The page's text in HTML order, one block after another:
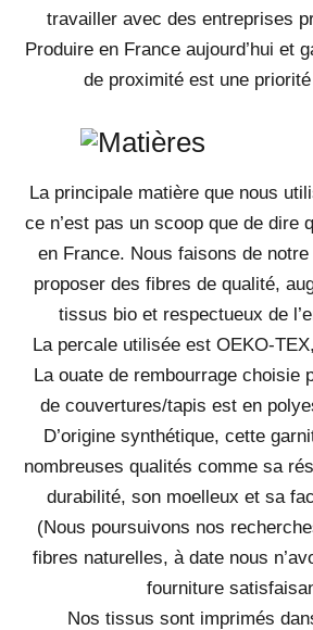
travailler avec des entreprises
Produire en France aujourd’hui et
de proximité est une
La principale matière que nous
ce n’est pas un scoop que de dire
en France. Nous faisons de
proposer des fibres de qualité,
tissus bio et respectueux de
La percale utilisée est OEKO-
La ouate de rembourrage choisie
de couvertures/tapis est en
D’origine synthétique, cette
nombreuses qualités comme sa
durabilité, son moelleux et sa
(Nous poursuivons nos
fibres naturelles, à date nous
fourniture
Nos tissus sont imprimés